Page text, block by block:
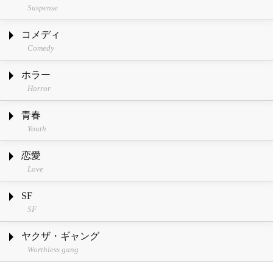
Suspense
コメディ
Comedy
ホラー
Horror
青春
Youth
恋愛
Love
SF
SF
ヤクザ・ギャング
Worthless gang